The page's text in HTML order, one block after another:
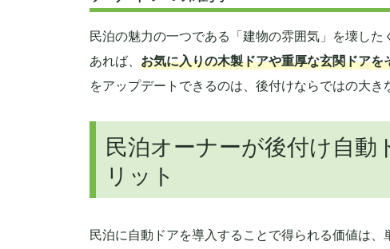
民泊の魅力の一つである「建物の雰囲気」を壊し
あれば、 お気に入りの木製ドアや重厚な玄関ドアを
をアップデートできるのは、後付けならではの大き
民泊オーナーが後付け自
リット
民泊に自動ドアを導入することで得られる価値は